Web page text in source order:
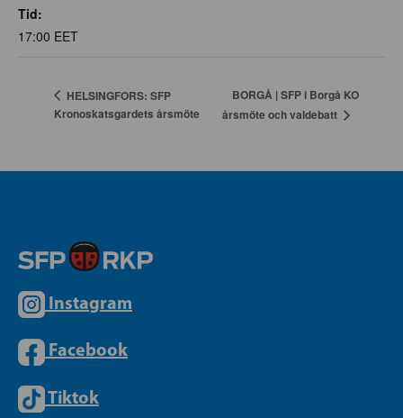
Tid:
17:00 EET
HELSINGFORS: SFP
Kronoskatsgardets årsmöte
BORGÅ | SFP i Borgå KO
årsmöte och valdebatt
Instagram
Facebook
Tiktok